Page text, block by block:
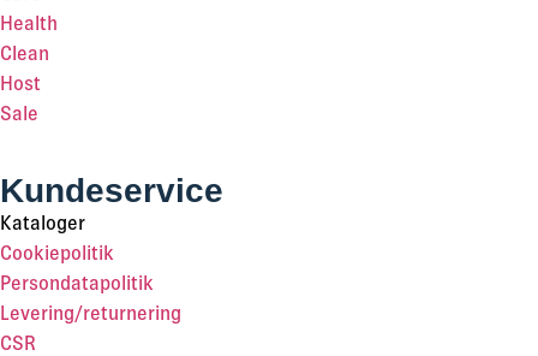
Health
Clean
Host
Sale
Kundeservice
Kataloger
Cookiepolitik
Persondatapolitik
Levering/returnering
CSR